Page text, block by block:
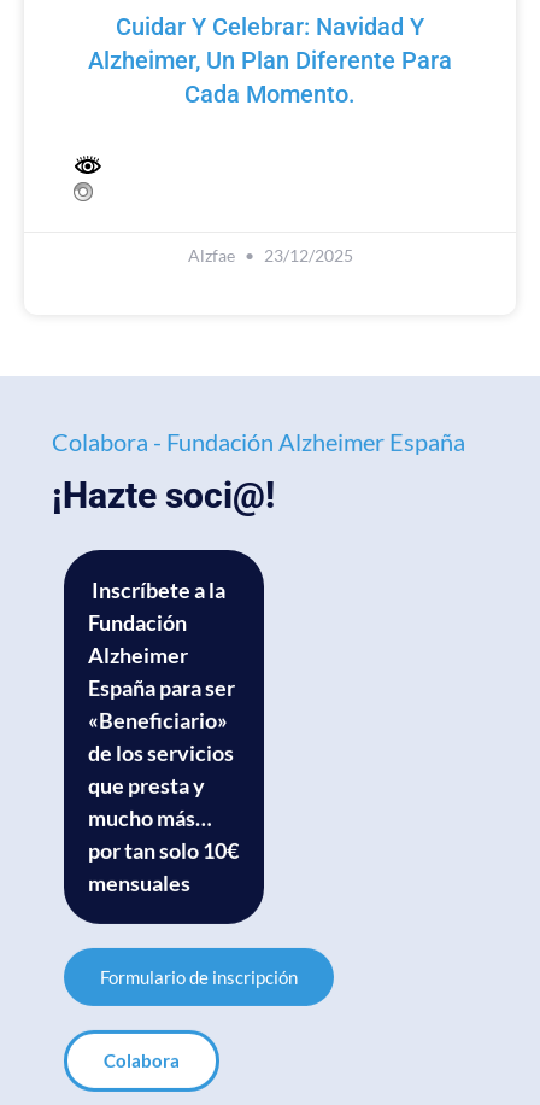
Cuidar Y Celebrar: Navidad Y
Alzheimer, Un Plan Diferente Para
Cada Momento.
Alzfae 23/12/2025
Colabora - Fundación Alzheimer España
¡Hazte soci@!
Inscríbete a la
Fundación
Alzheimer
España para ser
«Beneficiario»
de los servicios
que presta y
mucho más…
por tan solo 10€
mensuales
Formulario de inscripción
Colabora